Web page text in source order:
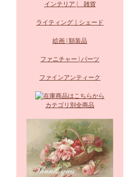
インテリア | 雑貨
ライティング｜シェード
絵画 | 額装品
ファニチャー | パーツ
ファインアンティーク
カテゴリ別全商品